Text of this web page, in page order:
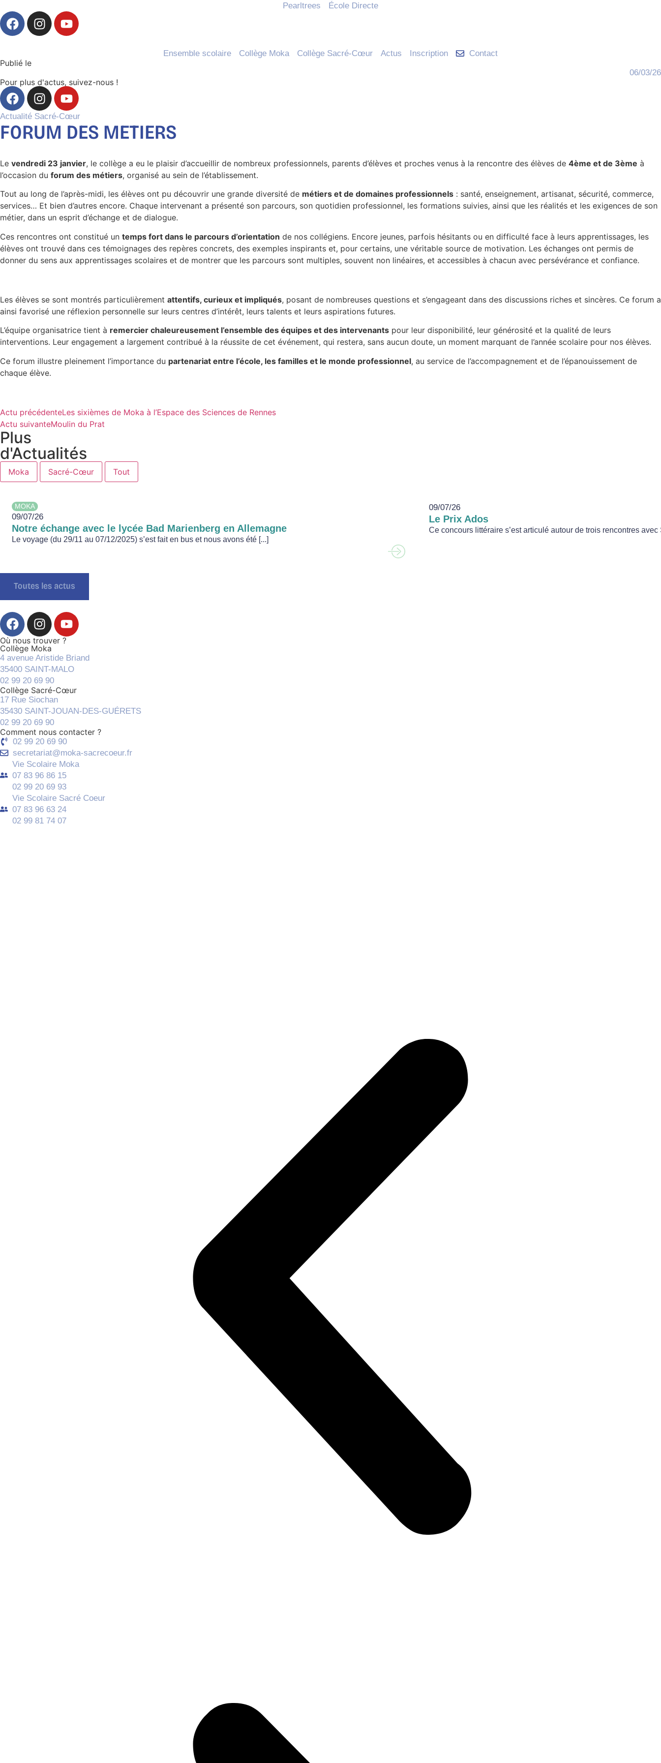
Pearltrees École Directe
Ensemble scolaire Collège Moka Collège Sacré-Cœur Actus Inscription Contact
Publié le
06/03/26
Pour plus d'actus, suivez-nous !
Actualité Sacré-Cœur
FORUM DES METIERS
Le vendredi 23 janvier, le collège a eu le plaisir d’accueillir de nombreux professionnels, parents d’élèves et proches venus à la rencontre des élèves de 4ème et de 3ème à
l’occasion du forum des métiers, organisé au sein de l’établissement.
Tout au long de l’après-midi, les élèves ont pu découvrir une grande diversité de métiers et de domaines professionnels : santé, enseignement, artisanat, sécurité, commerce,
services… Et bien d’autres encore. Chaque intervenant a présenté son parcours, son quotidien professionnel, les formations suivies, ainsi que les réalités et les exigences de son
métier, dans un esprit d’échange et de dialogue.
Ces rencontres ont constitué un temps fort dans le parcours d’orientation de nos collégiens. Encore jeunes, parfois hésitants ou en difficulté face à leurs apprentissages, les
élèves ont trouvé dans ces témoignages des repères concrets, des exemples inspirants et, pour certains, une véritable source de motivation. Les échanges ont permis de
donner du sens aux apprentissages scolaires et de montrer que les parcours sont multiples, souvent non linéaires, et accessibles à chacun avec persévérance et confiance.
Les élèves se sont montrés particulièrement attentifs, curieux et impliqués, posant de nombreuses questions et s’engageant dans des discussions riches et sincères. Ce forum a
ainsi favorisé une réflexion personnelle sur leurs centres d’intérêt, leurs talents et leurs aspirations futures.
L’équipe organisatrice tient à remercier chaleureusement l’ensemble des équipes et des intervenants pour leur disponibilité, leur générosité et la qualité de leurs
interventions. Leur engagement a largement contribué à la réussite de cet événement, qui restera, sans aucun doute, un moment marquant de l’année scolaire pour nos élèves.
Ce forum illustre pleinement l’importance du partenariat entre l’école, les familles et le monde professionnel, au service de l’accompagnement et de l’épanouissement de
chaque élève.
Actu précédenteLes sixièmes de Moka à l’Espace des Sciences de Rennes
Actu suivanteMoulin du Prat
Plus
d'Actualités
Moka Sacré-Cœur Tout
MOKA
09/07/26
Notre échange avec le lycée Bad Marienberg en Allemagne
Le voyage (du 29/11 au 07/12/2025) s’est fait en bus et nous avons été [...]
09/07/26
Le Prix Ados
Ce concours littéraire s’est articulé autour de trois rencontres
Toutes les actus
Où nous trouver ?
Collège Moka
4 avenue Aristide Briand
35400 SAINT-MALO
02 99 20 69 90
Collège Sacré-Cœur
17 Rue Siochan
35430 SAINT-JOUAN-DES-GUÉRETS
02 99 20 69 90
Comment nous contacter ?
02 99 20 69 90
secretariat@moka-sacrecoeur.fr
Vie Scolaire Moka
07 83 96 86 15
02 99 20 69 93
Vie Scolaire Sacré Coeur
07 83 96 63 24
02 99 81 74 07